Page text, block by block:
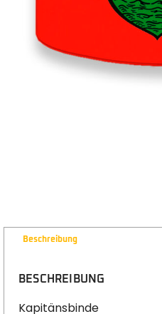
Beschreibung
BESCHREIBUNG
Kapitänsbinde